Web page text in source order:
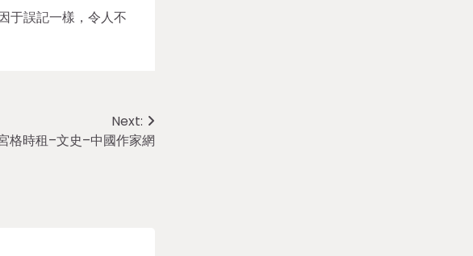
于誤記一樣，令人不
Next:
格時租–文史–中國作家網